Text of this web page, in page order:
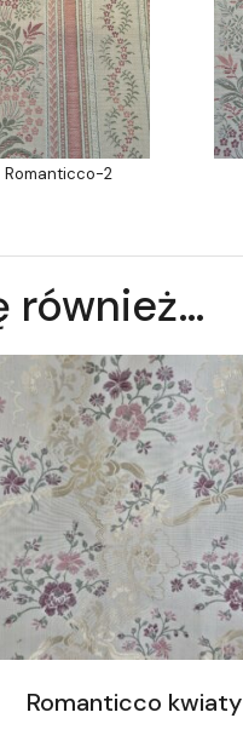
Romanticco-2
również…
Romanticco kwiaty